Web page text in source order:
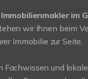
Immobilienmakler im
wir Ihnen beim
Immobilie zur Seite.
Fachwissen und